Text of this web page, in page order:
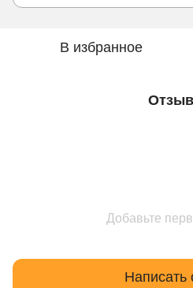
В избранное
Добавьте
Написать